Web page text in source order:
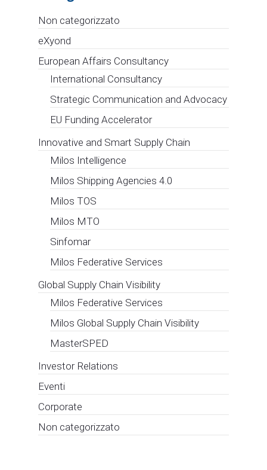
Non categorizzato
eXyond
European Affairs Consultancy
International Consultancy
Strategic Communication and Advocacy
EU Funding Accelerator
Innovative and Smart Supply Chain
Milos Intelligence
Milos Shipping Agencies 4.0
Milos TOS
Milos MTO
Sinfomar
Milos Federative Services
Global Supply Chain Visibility
Milos Federative Services
Milos Global Supply Chain Visibility
MasterSPED
Investor Relations
Eventi
Corporate
Non categorizzato